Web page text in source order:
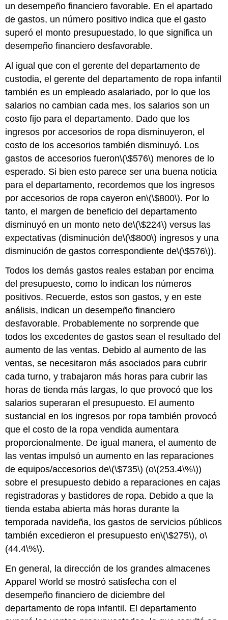
un desempeño financiero favorable. En el apartado
de gastos, un número positivo indica que el gasto
superó el monto presupuestado, lo que significa un
desempeño financiero desfavorable.
Al igual que con el gerente del departamento de
custodia, el gerente del departamento de ropa infantil
también es un empleado asalariado, por lo que los
salarios no cambian cada mes, los salarios son un
costo fijo para el departamento. Dado que los
ingresos por accesorios de ropa disminuyeron, el
costo de los accesorios también disminuyó. Los
gastos de accesorios fueron\(\$576\) menores de lo
esperado. Si bien esto parece ser una buena noticia
para el departamento, recordemos que los ingresos
por accesorios de ropa cayeron en\(\$800\). Por lo
tanto, el margen de beneficio del departamento
disminuyó en un monto neto de\(\$224\) versus las
expectativas (disminución de\(\$800\) ingresos y una
disminución de gastos correspondiente de\(\$576\)).
Todos los demás gastos reales estaban por encima
del presupuesto, como lo indican los números
positivos. Recuerde, estos son gastos, y en este
análisis, indican un desempeño financiero
desfavorable. Probablemente no sorprende que
todos los excedentes de gastos sean el resultado del
aumento de las ventas. Debido al aumento de las
ventas, se necesitaron más asociados para cubrir
cada turno, y trabajaron más horas para cubrir las
horas de tienda más largas, lo que provocó que los
salarios superaran el presupuesto. El aumento
sustancial en los ingresos por ropa también provocó
que el costo de la ropa vendida aumentara
proporcionalmente. De igual manera, el aumento de
las ventas impulsó un aumento en las reparaciones
de equipos/accesorios de\(\$735\) (o\(253.4\%\))
sobre el presupuesto debido a reparaciones en cajas
registradoras y bastidores de ropa. Debido a que la
tienda estaba abierta más horas durante la
temporada navideña, los gastos de servicios públicos
también excedieron el presupuesto en\(\$275\), o\
(44.4\%\).
En general, la dirección de los grandes almacenes
Apparel World se mostró satisfecha con el
desempeño financiero de diciembre del
departamento de ropa infantil. El departamento